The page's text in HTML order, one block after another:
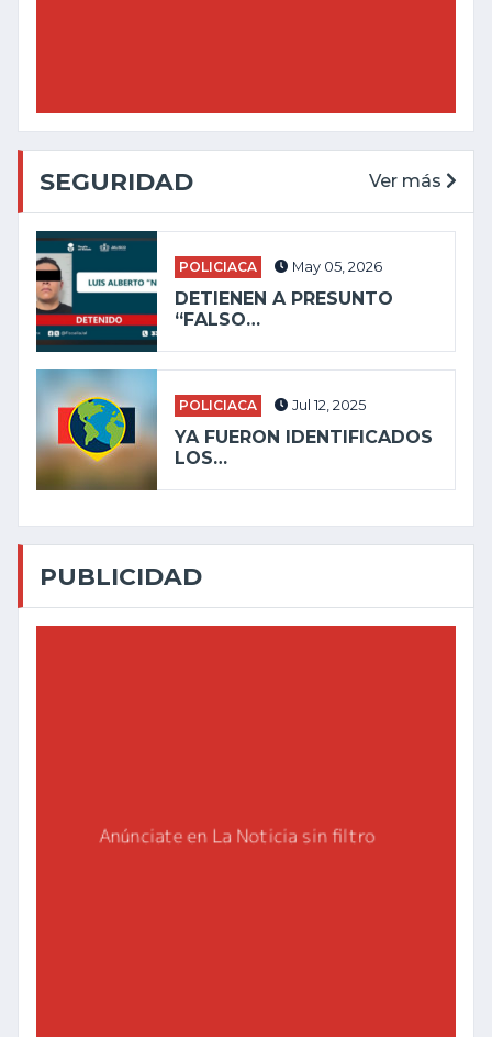
SEGURIDAD Ver más
POLICIACA May 05, 2026
DETIENEN A PRESUNTO
“FALSO…
POLICIACA Jul 12, 2025
YA FUERON IDENTIFICADOS
LOS…
PUBLICIDAD